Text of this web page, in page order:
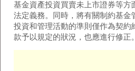
基金資產投資買賣未上市證券等方
法定義務。同時，將有關制約基金
投資和管理活動的準則僅作為契約
款予以規定的狀況，也應進行修正。